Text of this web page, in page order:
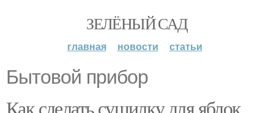
ЗЕЛЁНЫЙ САД
главная новости статьи
Бытовой прибор